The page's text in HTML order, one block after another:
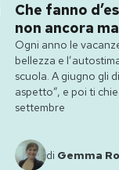
Che fanno
non ancora
Ogni anno le
bellezza e
scuola. A giugno gli
aspetto”, e poi ti
settembre
di Gemma